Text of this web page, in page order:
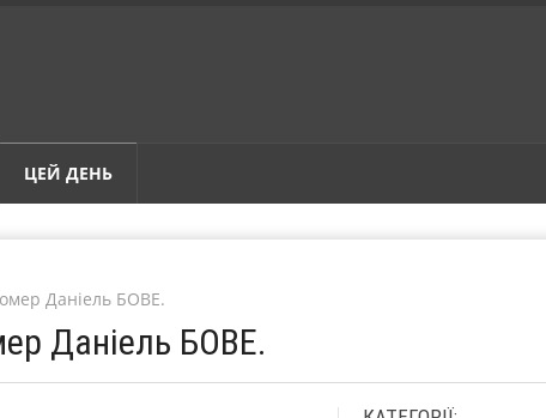
ЦЕЙ ДЕНЬ
Даніель БОВЕ.
Даніель БОВЕ.